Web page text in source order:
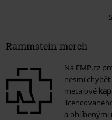
Rammstein merch
Na EMP.cz
nesmí
metalové
a oblíbenými